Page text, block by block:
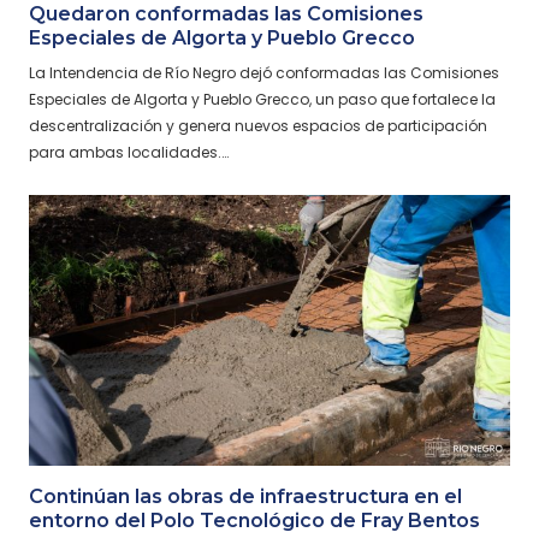
Quedaron conformadas las Comisiones
Especiales de Algorta y Pueblo Grecco
La Intendencia de Río Negro dejó conformadas las Comisiones
Especiales de Algorta y Pueblo Grecco, un paso que fortalece la
descentralización y genera nuevos espacios de participación
para ambas localidades.…
Continúan las obras de infraestructura en el
entorno del Polo Tecnológico de Fray Bentos